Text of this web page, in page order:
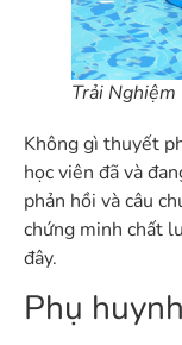
Trải Nghiệm
Không gì thuyết
học viên đã và
phản hồi và câu
chứng minh chất
đây.
Phụ